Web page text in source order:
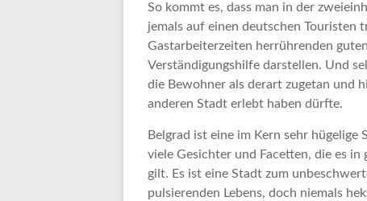
So kommt es, dass man in der
jemals auf einen deutschen Touristen
Gastarbeiterzeiten herrührenden
Verständigungshilfe darstellen. Und
die Bewohner als derart zugetan und
anderen Stadt erlebt haben dürfte.
Belgrad ist eine im Kern sehr
viele Gesichter und Facetten, die es
gilt. Es ist eine Stadt zum
pulsierenden Lebens, doch niemals